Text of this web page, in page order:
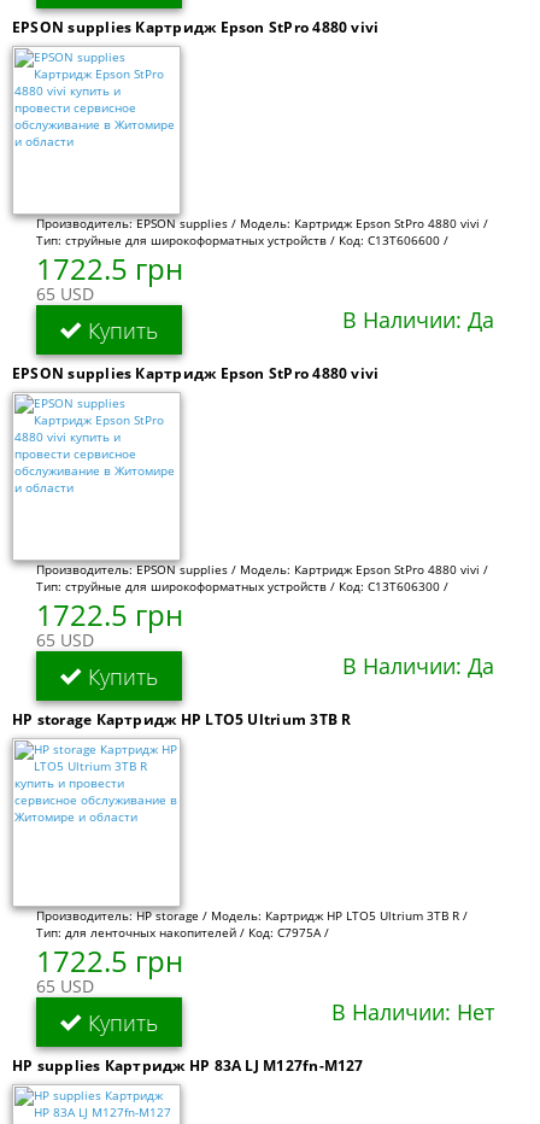
EPSON supplies Картридж Epson StPro 4880 vivi
Производитель: EPSON supplies / Модель: Картридж Epson StPro 4880 vivi /
Тип: струйные для широкоформатных устройств / Код: C13T606600 /
1722.5 грн
65 USD
Купить В Наличии: Да
EPSON supplies Картридж Epson StPro 4880 vivi
Производитель: EPSON supplies / Модель: Картридж Epson StPro 4880 vivi /
Тип: струйные для широкоформатных устройств / Код: C13T606300 /
1722.5 грн
65 USD
Купить В Наличии: Да
HP storage Картридж HP LTO5 Ultrium 3TB R
Производитель: HP storage / Модель: Картридж HP LTO5 Ultrium 3TB R /
Тип: для ленточных накопителей / Код: C7975A /
1722.5 грн
65 USD
Купить В Наличии: Нет
HP supplies Картридж HP 83A LJ M127fn-M127